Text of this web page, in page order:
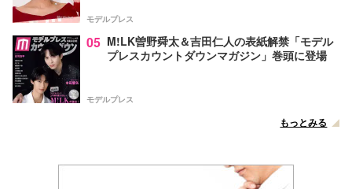
モデルプレス
05 M!LK曽野舜太＆吉田仁人の表紙解禁「モデル
プレスカウントダウンマガジン」巻頭に登場
モデルプレス
もっとみる